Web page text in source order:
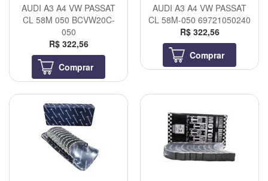
AUDI A3 A4 VW PASSAT
CL 58M 050 BCVW20C-
050
R$ 322,56
Comprar
AUDI A3 A4 VW PASSAT
CL 58M-050 69721050240
R$ 322,56
Comprar